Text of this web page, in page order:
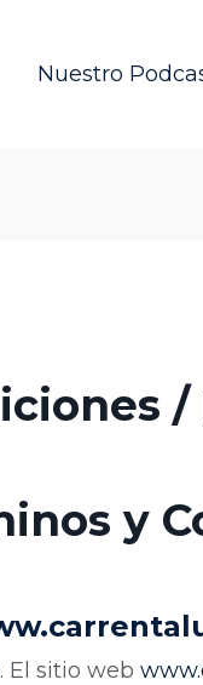
Nuestro
y
. El sitio web www